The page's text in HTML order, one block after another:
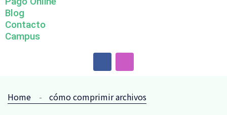
Blog
Contacto
Campus
Home cómo comprimir archivos